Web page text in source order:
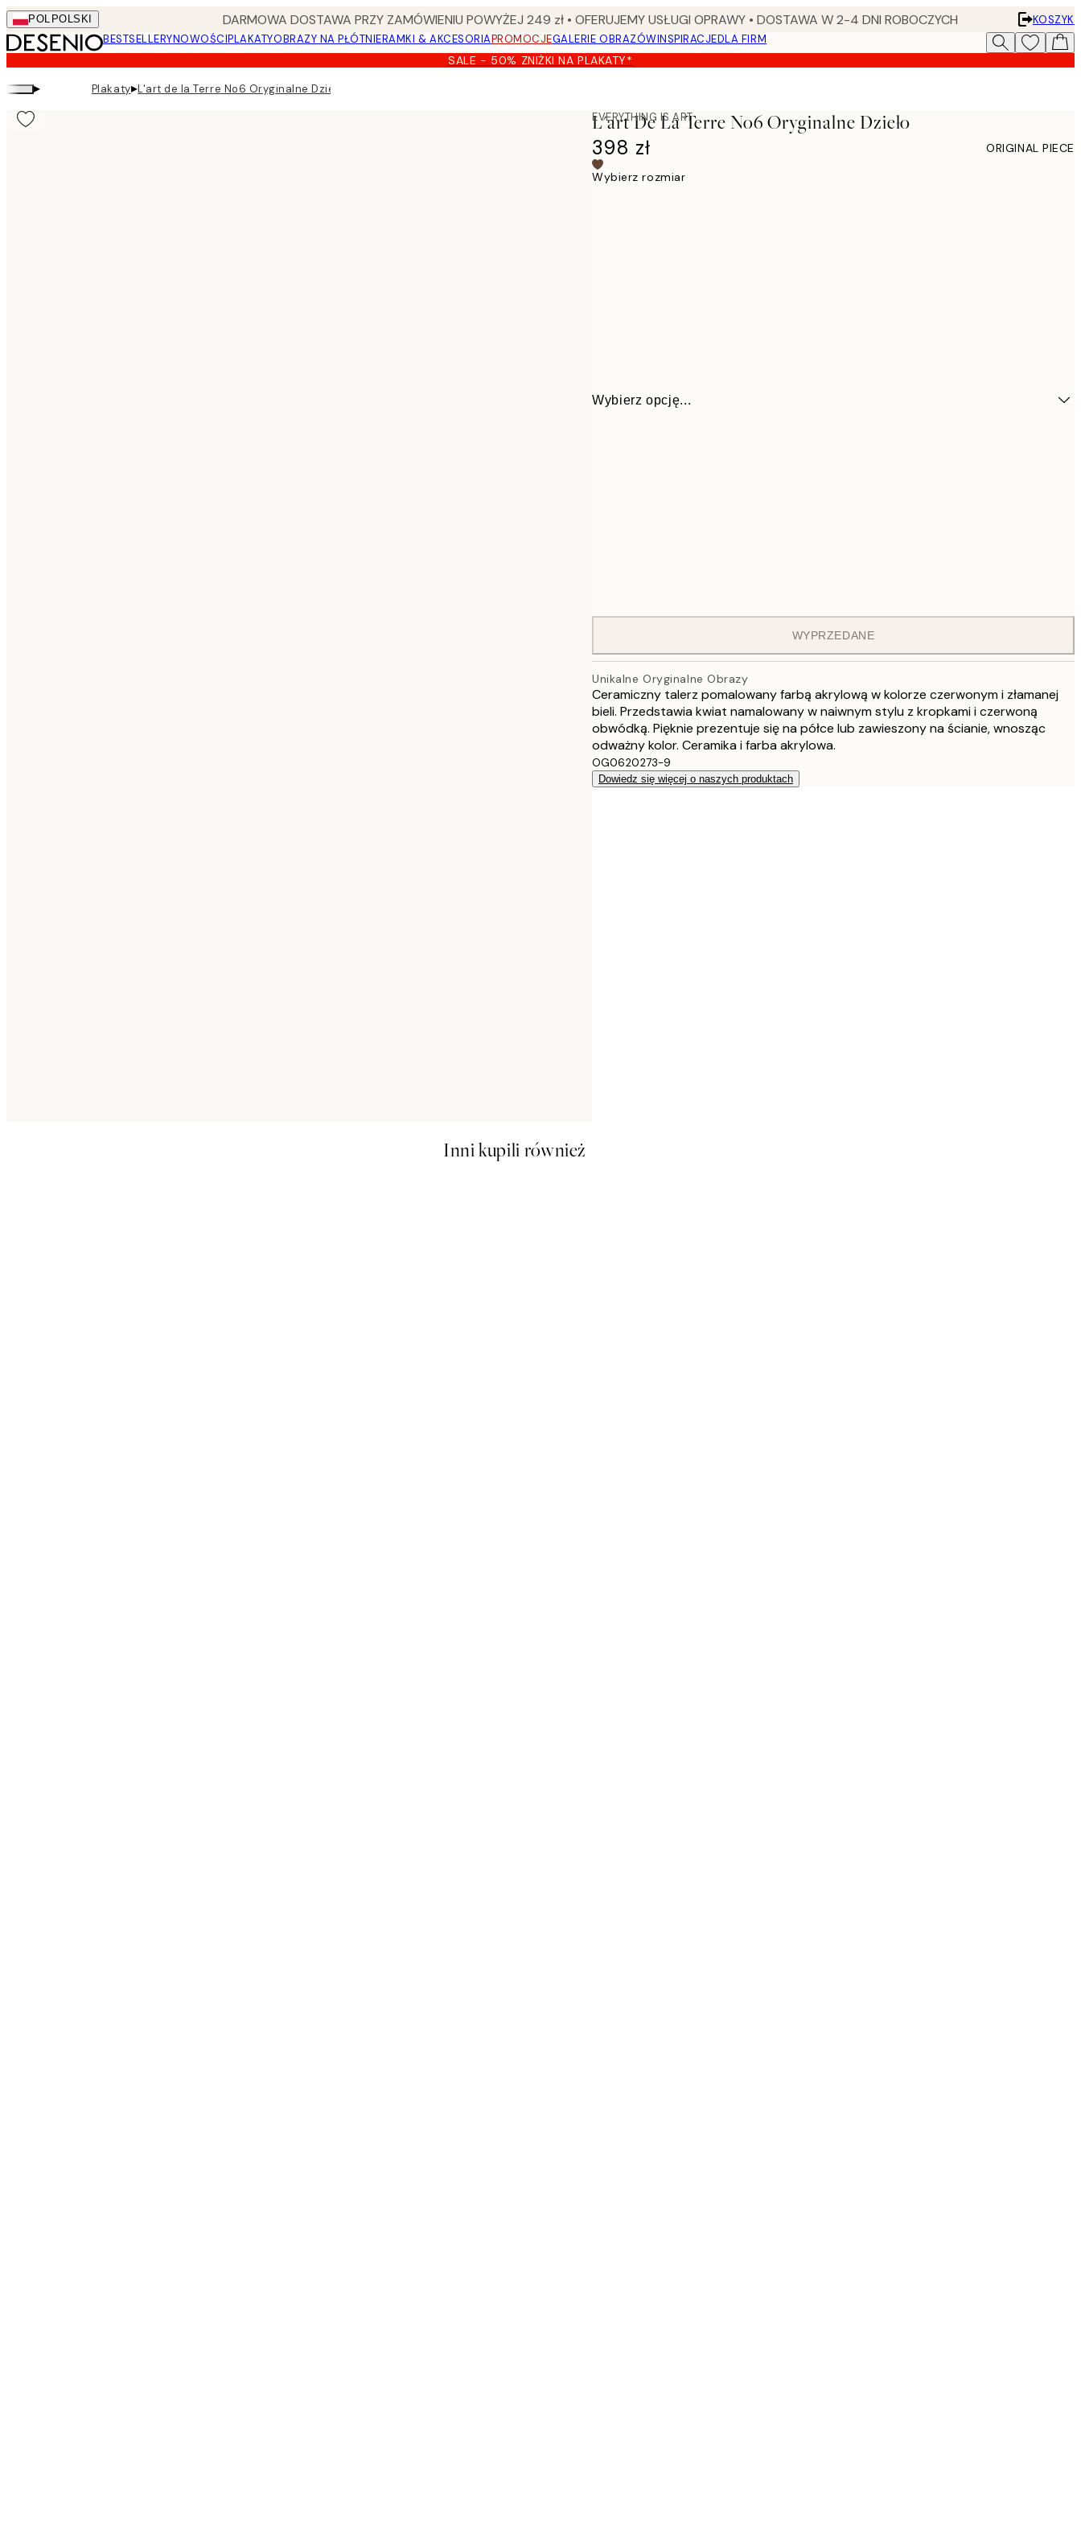
Skip
to
main
content.
POL POLSKI DARMOWA DOSTAWA PRZY ZAMÓWIENIU POWYŻEJ 249 zł • OFERUJEMY USŁUGI OPRAWY • DOSTAWA W 2-4 DNI ROBOCZYCH
KOSZYK
BESTSELLERYNOWOŚCIPLAKATYOBRAZY NA PŁÓTNIERAMKI & AKCESORIAPROMOCJEGALERIE OBRAZÓWINSPIRACJEDLA FIRM
SALE - 50% ZNIŻKI NA PLAKATY*
▸ Plakaty▸L'art de la Terre No6 Oryginalne Dzieło
EVERYTHING IS ART
L'art De La Terre No6 Oryginalne Dzieło
398 zł
ORIGINAL PIECE
Wybierz rozmiar
Wybierz opcję...
WYPRZEDANE
Unikalne Oryginalne Obrazy
Ceramiczny talerz pomalowany farbą akrylową w kolorze czerwonym i złamanej
bieli. Przedstawia kwiat namalowany w naiwnym stylu z kropkami i czerwoną
obwódką. Pięknie prezentuje się na półce lub zawieszony na ścianie, wnosząc
odważny kolor. Ceramika i farba akrylowa.
OG0620273-9
Dowiedz się więcej o naszych produktach
Inni kupili również